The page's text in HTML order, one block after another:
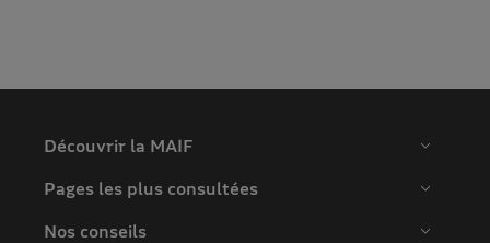
Découvrir la MAIF
Pages les plus consultées
Nos conseils